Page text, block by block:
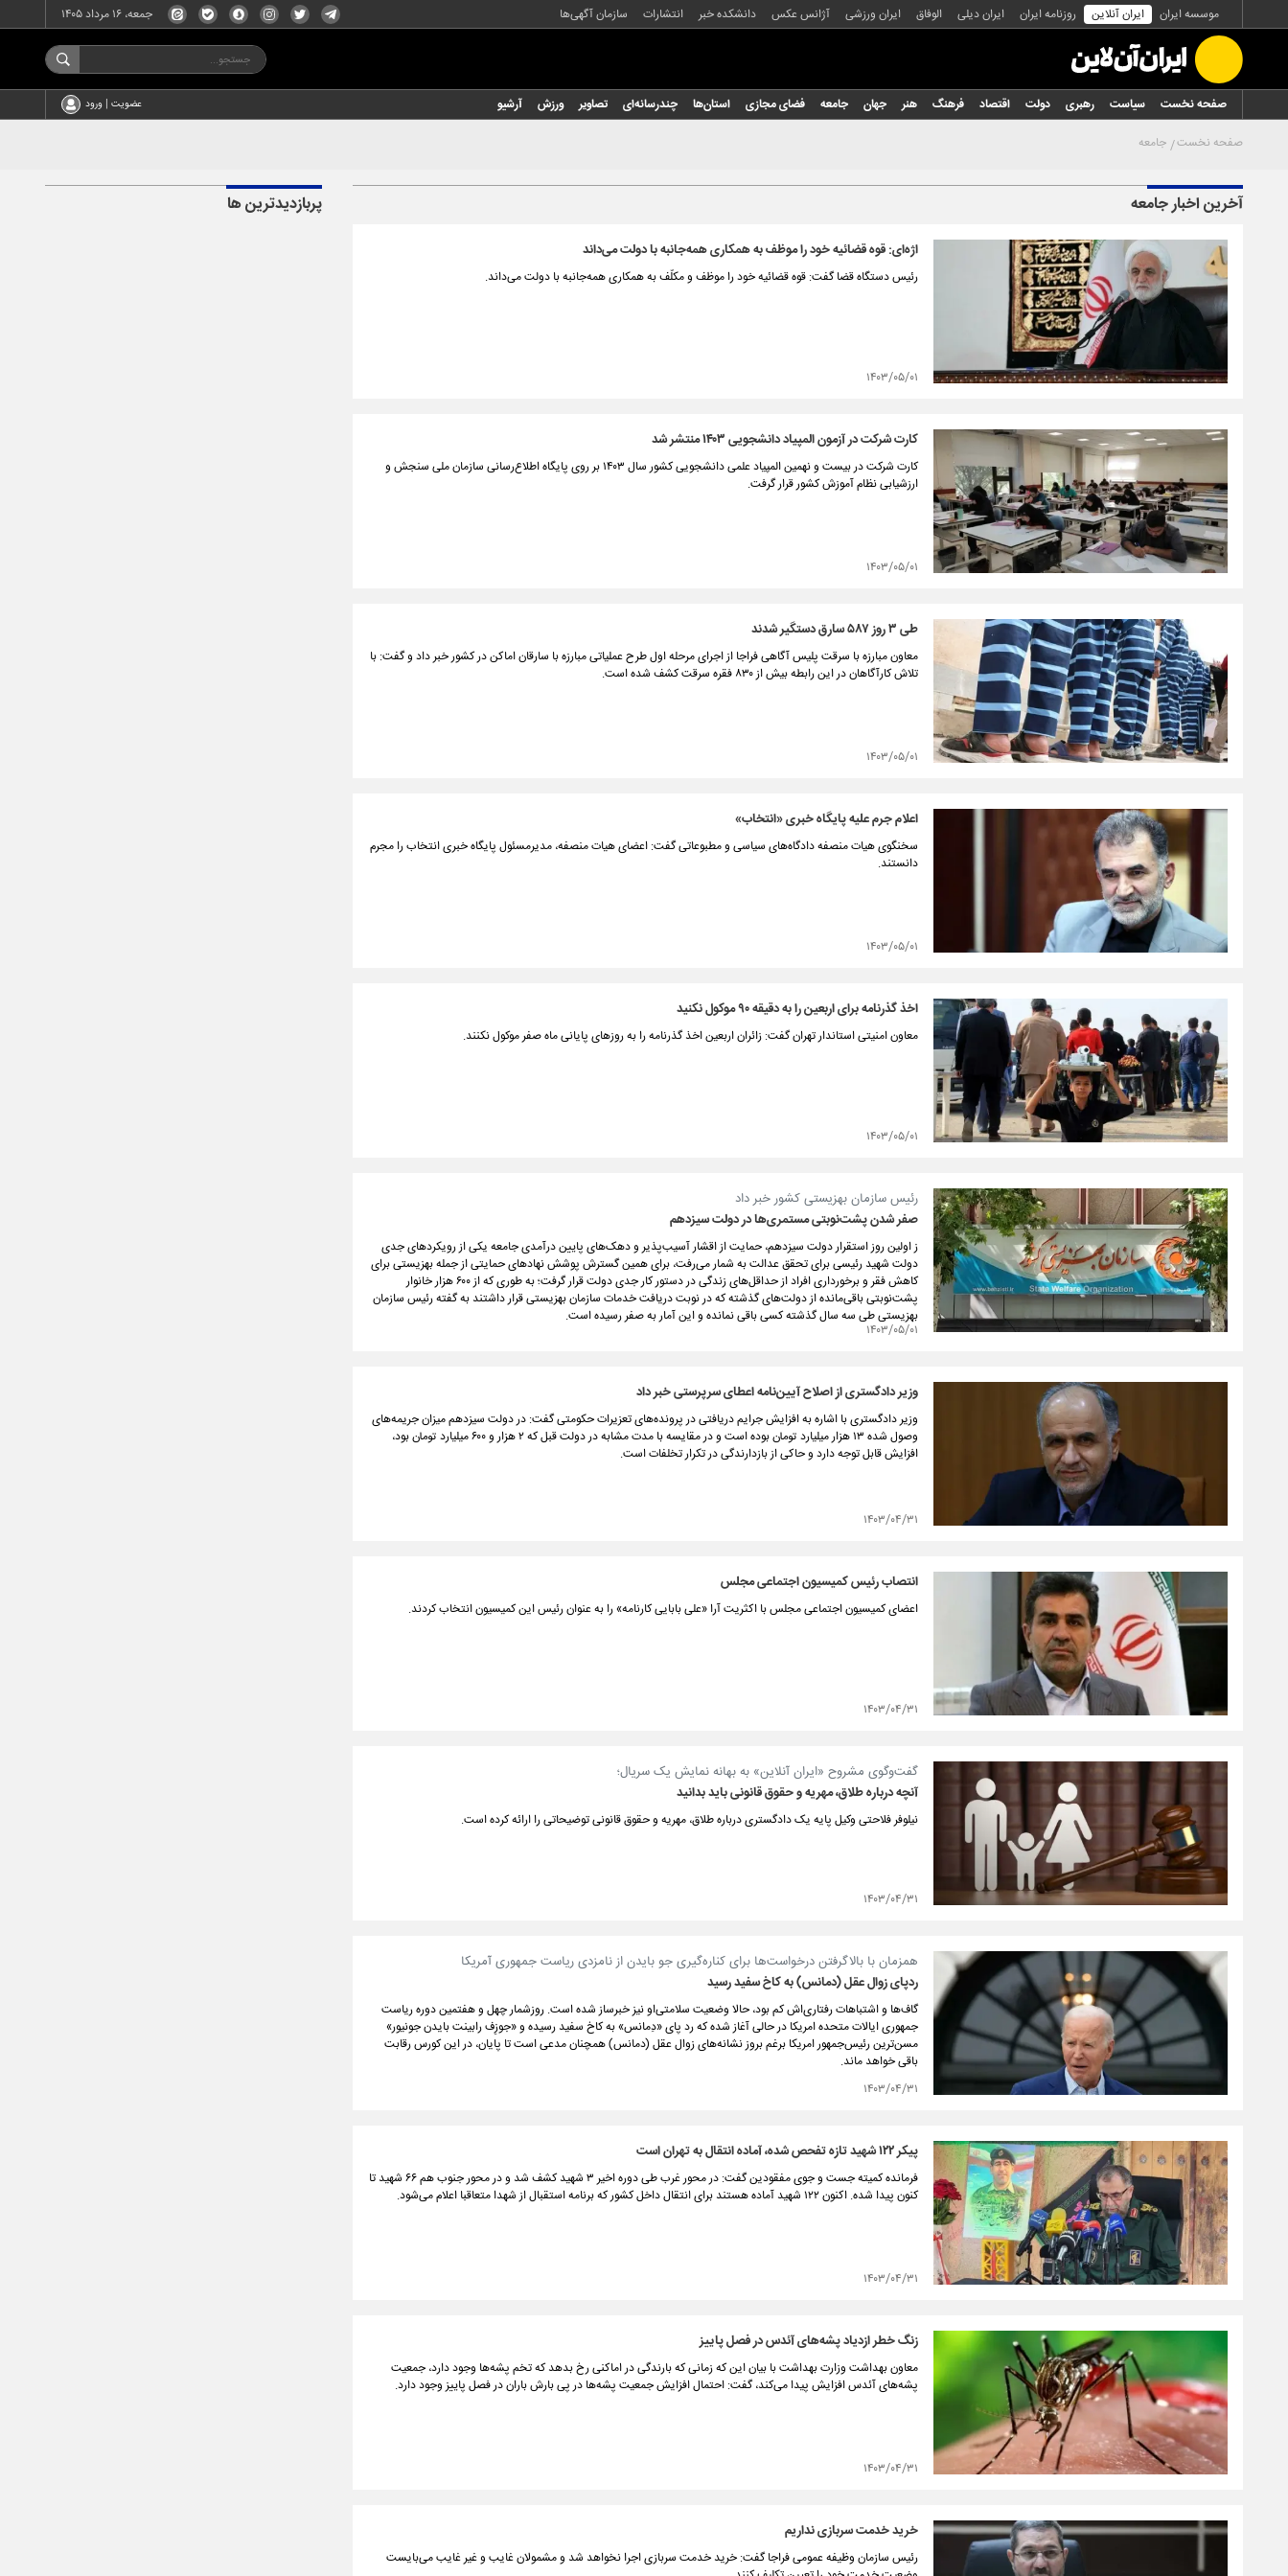
موسسه ایران ایران آنلاین روزنامه ایران ایران دیلی الوفاق ایران ورزشی آژانس عکس دانشکده خبر انتشارات سازمان آگهی‌ها جمعه، ۱۶ مرداد ۱۴۰۵
صفحه نخست سیاست رهبری دولت اقتصاد فرهنگ هنر جهان جامعه فضای مجازی استان‌ها چندرسانه‌ای تصاویر ورزش آرشیو عضویت | ورود
صفحه نخست جامعه
آخرین اخبار جامعه
اژه‌ای: قوه قضائیه خود را موظف به همکاری همه‌جانبه با دولت می‌داند
رئیس دستگاه قضا گفت: قوه قضائیه خود را موظف و مکلّف به همکاری همه‌جانبه با دولت می‌داند.
۱۴۰۳/۰۵/۰۱
کارت شرکت در آزمون المپیاد دانشجویی ۱۴۰۳ منتشر شد
کارت شرکت در بیست و نهمین المپیاد علمی دانشجویی کشور سال ۱۴۰۳ بر روی پایگاه اطلاع‌رسانی سازمان ملی سنجش و
ارزشیابی نظام آموزش کشور قرار گرفت.
۱۴۰۳/۰۵/۰۱
طی ۳ روز ۵۸۷ سارق دستگیر شدند
معاون مبارزه با سرقت پلیس آگاهی فراجا از اجرای مرحله اول طرح عملیاتی مبارزه با سارقان اماکن در کشور خبر داد و گفت: با
تلاش کارآگاهان در این رابطه بیش از ۸۳۰ فقره سرقت کشف شده است.
۱۴۰۳/۰۵/۰۱
اعلام جرم علیه پایگاه خبری «انتخاب»
سخنگوی هیات منصفه دادگاه‌های سیاسی و مطبوعاتی گفت: اعضای هیات منصفه، مدیرمسئول پایگاه خبری انتخاب را مجرم
دانستند.
۱۴۰۳/۰۵/۰۱
اخذ گذرنامه برای اربعین را به دقیقه ۹۰ موکول نکنید
معاون امنیتی استاندار تهران گفت: زائران اربعین اخذ گذرنامه را به روزهای پایانی ماه صفر موکول نکنند.
۱۴۰۳/۰۵/۰۱
رئیس سازمان بهزیستی کشور خبر داد
صفر شدن پشت‌نوبتی مستمری‌ها در دولت سیزدهم
ز اولین روز استقرار دولت سیزدهم، حمایت از اقشار آسیب‌پذیر و دهک‌های پایین درآمدی جامعه یکی از رویکردهای جدی
دولت شهید رئیسی برای تحقق عدالت به شمار می‌رفت، برای همین گسترش پوشش‌ نهادهای حمایتی از جمله بهزیستی برای
کاهش فقر و برخورداری افراد از حداقل‌های زندگی در دستور کار جدی دولت قرار گرفت؛ به طوری که از ۶۰۰ هزار خانوار
پشت‌نوبتی باقی‌مانده از دولت‌های گذشته که در نوبت دریافت خدمات سازمان بهزیستی قرار داشتند به گفته رئیس سازمان
بهزیستی طی سه سال گذشته کسی باقی نمانده و این آمار به صفر رسیده است.
۱۴۰۳/۰۵/۰۱
وزیر دادگستری از اصلاح آیین‌نامه اعطای سرپرستی خبر داد
وزیر دادگستری با اشاره به افزایش جرایم دریافتی در پرونده‌های تعزیرات حکومتی گفت: در دولت سیزدهم میزان جریمه‌های
وصول شده ۱۳ هزار میلیارد تومان بوده است و در مقایسه با مدت مشابه در دولت قبل که ۲ هزار و ۶۰۰ میلیارد تومان بود،
افزایش قابل توجه دارد و حاکی از بازدارندگی در تکرار تخلفات است.
۱۴۰۳/۰۴/۳۱
انتصاب رئیس کمیسیون اجتماعی مجلس
اعضای کمیسیون اجتماعی مجلس با اکثریت آرا «علی بابایی کارنامه» را به عنوان رئیس این کمیسیون انتخاب کردند.
۱۴۰۳/۰۴/۳۱
گفت‌وگوی مشروح «ایران آنلاین» به بهانه نمایش یک سریال؛
آنچه درباره طلاق، مهریه و حقوق قانونی باید بدانید
نیلوفر فلاحتی وکیل پایه یک دادگستری درباره طلاق، مهریه و حقوق قانونی توضیحاتی را ارائه کرده است.
۱۴۰۳/۰۴/۳۱
همزمان با بالاگرفتن درخواست‌ها برای کناره‌گیری جو بایدن از نامزدی ریاست جمهوری آمریکا
ردپای زوال عقل (دمانس) به کاخ سفید رسید
گاف‌ها و اشتباهات رفتاری‌اش کم بود، حالا وضعیت سلامتی‌او نیز خبرساز شده است. روزشمار چهل و هفتمین دوره ریاست
جمهوری ایالات متحده امریکا در حالی آغاز شده که رد پای «دِمانس» به کاخ سفید رسیده و «جوزِف رابینت بایدن جونیور»
مسن‌ترین رئیس‌جمهور امریکا برغم بروز نشانه‌های زوال عقل (دمانس) همچنان مدعی است تا پایان، در این کورس رقابت
باقی خواهد ماند.
۱۴۰۳/۰۴/۳۱
پیکر ۱۲۲ شهید تازه تفحص شده، آماده انتقال به تهران است
فرمانده کمیته جست و جوی مفقودین گفت: در محور غرب طی دوره اخیر ۳ شهید کشف شد و در محور جنوب هم ۶۶ شهید تا
کنون پیدا شده. اکنون ۱۲۲ شهید آماده هستند برای انتقال داخل کشور که برنامه استقبال از شهدا متعاقبا اعلام می‌شود.
۱۴۰۳/۰۴/۳۱
زنگ خطر ازدیاد پشه‌‌های آئدس در فصل پاییز
معاون بهداشت وزارت بهداشت با بیان این که زمانی که بارندگی در اماکنی رخ بدهد که تخم پشه‌ها وجود دارد، جمعیت
پشه‌های آئدس افزایش پیدا می‌کند، گفت: احتمال افزایش جمعیت پشه‌ها در پی بارش باران در فصل پاییز وجود دارد.
۱۴۰۳/۰۴/۳۱
خرید خدمت سربازی نداریم
رئیس سازمان وظیفه عمومی فراجا گفت: خرید خدمت سربازی اجرا نخواهد شد و مشمولان غایب و غیر غایب می‌بایست
پربازدیدترین ها